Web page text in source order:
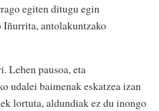
egiten ditugu egin
antolakuntzako
Lehen pausoa, eta
udalei baimenak eskatzea izan
lortuta, aldundiak ez du inongo